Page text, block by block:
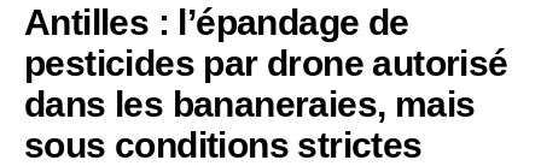
Antilles : l’épandage de
pesticides par drone autorisé
dans les bananeraies, mais
sous conditions strictes